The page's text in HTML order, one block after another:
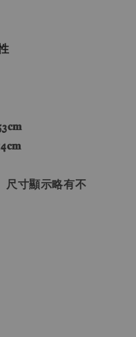
尺寸顯示略有不